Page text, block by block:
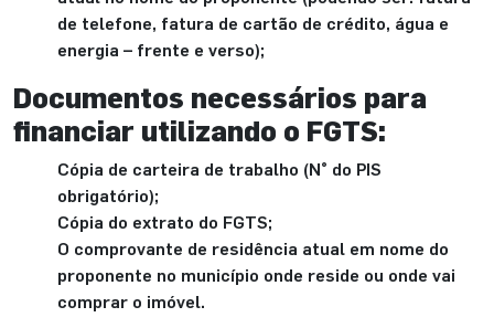
de telefone, fatura de cartão de crédito, água e
energia – frente e verso);
Documentos necessários para
financiar utilizando o FGTS:
Cópia de carteira de trabalho (N° do PIS
obrigatório);
Cópia do extrato do FGTS;
O comprovante de residência atual em nome do
proponente no município onde reside ou onde vai
comprar o imóvel.